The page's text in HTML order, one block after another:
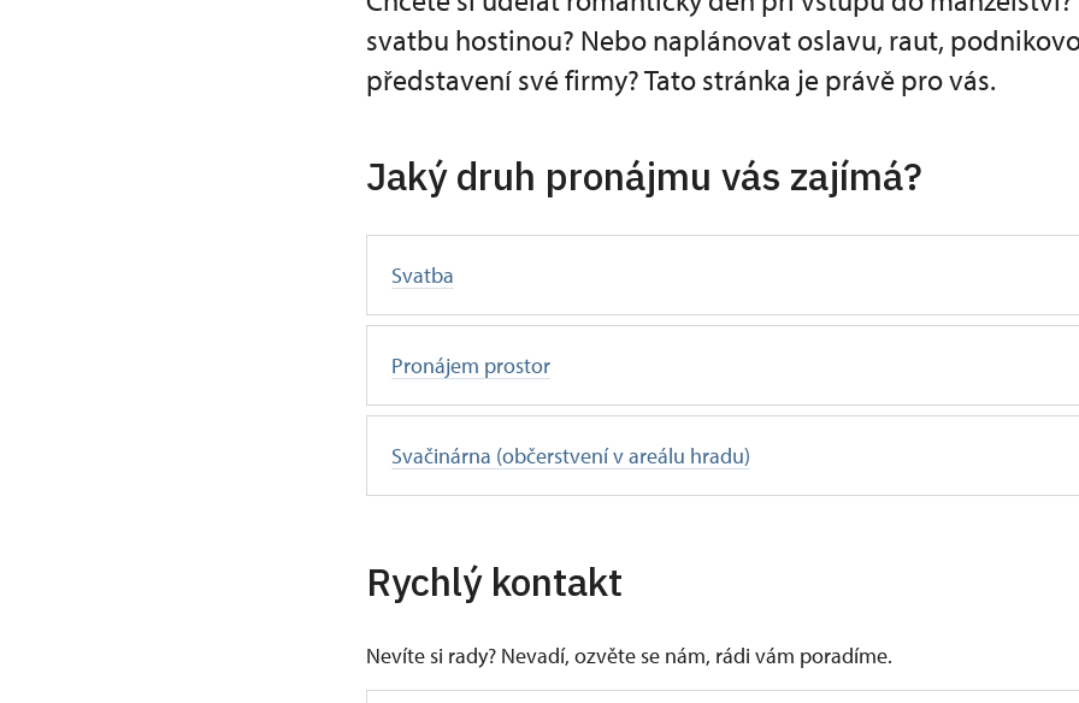
svatbu hostinou? Nebo naplánovat oslavu, raut,
představení své firmy? Tato stránka je právě pro vás.
Jaký druh pronájmu vás zajímá?
Svatba
Pronájem prostor
Svačinárna (občerstvení v areálu hradu)
Rychlý kontakt
Nevíte si rady? Nevadí, ozvěte se nám, rádi vám poradíme.